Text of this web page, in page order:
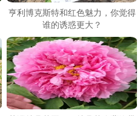
亨利博克斯特和红色魅力，你觉得
谁的诱惑更大？